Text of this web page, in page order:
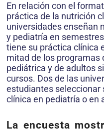
En relación con el
práctica de la nutrición
universidades enseñan
y pediatría en
tiene su práctica clínica
mitad de los programas
pediátrica y de adultos
cursos. Dos de las
estudiantes seleccionar
clínica en pediatría o en
La encuesta